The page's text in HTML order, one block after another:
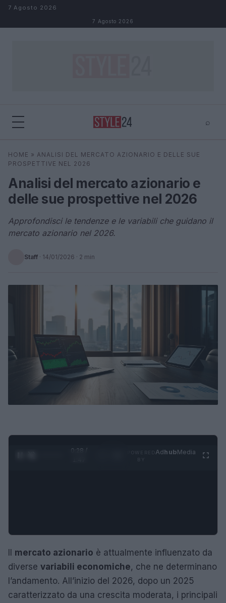
Salta al contenuto
7 Agosto 2026
7 Agosto 2026
⌕
Cerca ⌕
HOME » ANALISI DEL MERCATO AZIONARIO E DELLE SUE
PROSPETTIVE NEL 2026
Analisi del mercato azionario e
delle sue prospettive nel 2026
Approfondisci le tendenze e le variabili che guidano il
mercato azionario nel 2026.
Staff · 14/01/2026 · 2 min
0:29 /
AdhubMedia
Il mercato azionario è attualmente influenzato da
diverse variabili economiche, che ne determinano
l’andamento. All’inizio del 2026, dopo un 2025
caratterizzato da una crescita moderata, i principali